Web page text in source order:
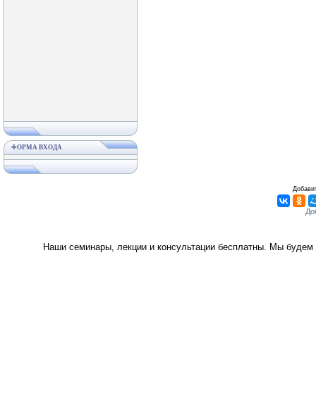
ФОРМА ВХОДА
Наши семинары, лекции и консультации бесплатны. Мы